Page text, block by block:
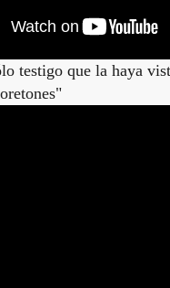
testigo que la haya